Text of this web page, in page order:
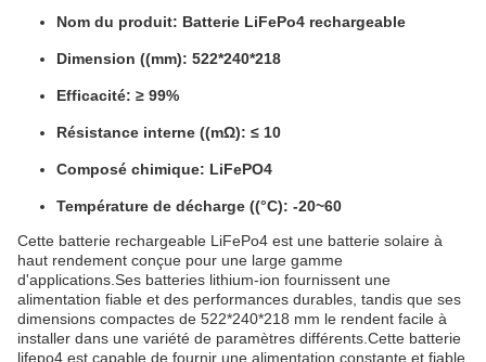
Nom du produit: Batterie LiFePo4 rechargeable
Dimension ((mm): 522*240*218
Efficacité: ≥ 99%
Résistance interne ((mΩ): ≤ 10
Composé chimique: LiFePO4
Température de décharge ((°C): -20~60
Cette batterie rechargeable LiFePo4 est une batterie solaire à
haut rendement conçue pour une large gamme
d'applications.Ses batteries lithium-ion fournissent une
alimentation fiable et des performances durables, tandis que ses
dimensions compactes de 522*240*218 mm le rendent facile à
installer dans une variété de paramètres différents.Cette batterie
lifepo4 est capable de fournir une alimentation constante et fiable